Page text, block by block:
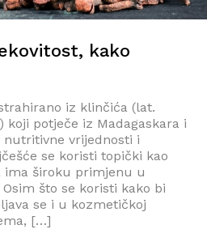
kako
iz klinčića (lat.
koji potječe iz Madagaskara i
nutritivne vrijednosti i
se koristi topički kao
ima široku primjenu u
što se koristi kako bi
se i u kozmetičkoj
[…]